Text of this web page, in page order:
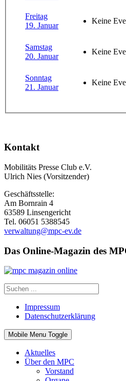
Freitag
19. Januar
Keine
Samstag
20. Januar
Keine
Sonntag
21. Januar
Keine
Kontakt
Mobilitäts Presse Club e.V.
Ulrich Nies (Vorsitzender)
Geschäftsstelle:
Am Bornrain 4
63589 Linsengericht
Tel. 06051 5388545
verwaltung@mpc-ev.de
Das Online-Magazin des
Impressum
Datenschutzerklärung
Mobile Menu Toggle
Aktuelles
Über den MPC
Vorstand